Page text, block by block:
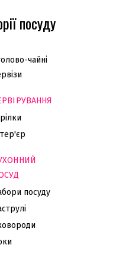
посуду
чайні
посуду